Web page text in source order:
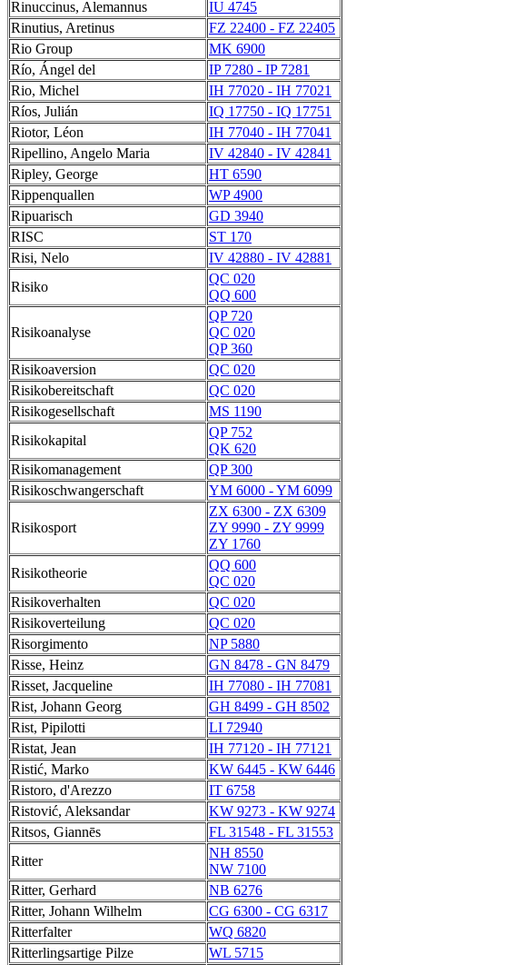
Rinuccinus, Alemannus
IU 4745
Rinutius, Aretinus
FZ 22400 - FZ 22405
Rio Group
MK 6900
Río, Ángel del
IP 7280 - IP 7281
Rio, Michel
IH 77020 - IH 77021
Ríos, Julián
IQ 17750 - IQ 17751
Riotor, Léon
IH 77040 - IH 77041
Ripellino, Angelo Maria
IV 42840 - IV 42841
Ripley, George
HT 6590
Rippenquallen
WP 4900
Ripuarisch
GD 3940
RISC
ST 170
Risi, Nelo
IV 42880 - IV 42881
Risiko
QC 020
QQ 600
Risikoanalyse
QP 720
QC 020
QP 360
Risikoaversion
QC 020
Risikobereitschaft
QC 020
Risikogesellschaft
MS 1190
Risikokapital
QP 752
QK 620
Risikomanagement
QP 300
Risikoschwangerschaft
YM 6000 - YM 6099
Risikosport
ZX 6300 - ZX 6309
ZY 9990 - ZY 9999
ZY 1760
Risikotheorie
QQ 600
QC 020
Risikoverhalten
QC 020
Risikoverteilung
QC 020
Risorgimento
NP 5880
Risse, Heinz
GN 8478 - GN 8479
Risset, Jacqueline
IH 77080 - IH 77081
Rist, Johann Georg
GH 8499 - GH 8502
Rist, Pipilotti
LI 72940
Ristat, Jean
IH 77120 - IH 77121
Ristić, Marko
KW 6445 - KW 6446
Ristoro, d'Arezzo
IT 6758
Ristović, Aleksandar
KW 9273 - KW 9274
Ritsos, Giannēs
FL 31548 - FL 31553
Ritter
NH 8550
NW 7100
Ritter, Gerhard
NB 6276
Ritter, Johann Wilhelm
CG 6300 - CG 6317
Ritterfalter
WQ 6820
Ritterlingsartige Pilze
WL 5715